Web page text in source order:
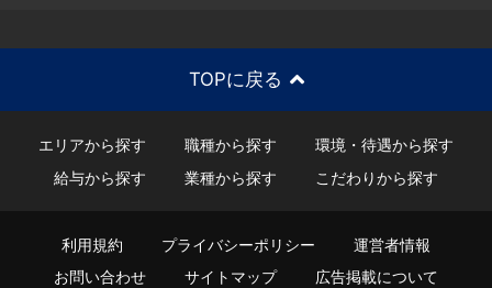
TOPに戻る
エリアから探す 職種から探す
環境・待遇から探す
給与から探す
業種から探す こだわりから探す
利用規約 プライバシーポリシー
運営者情報
お問い合わせ
サイトマップ 広告掲載について